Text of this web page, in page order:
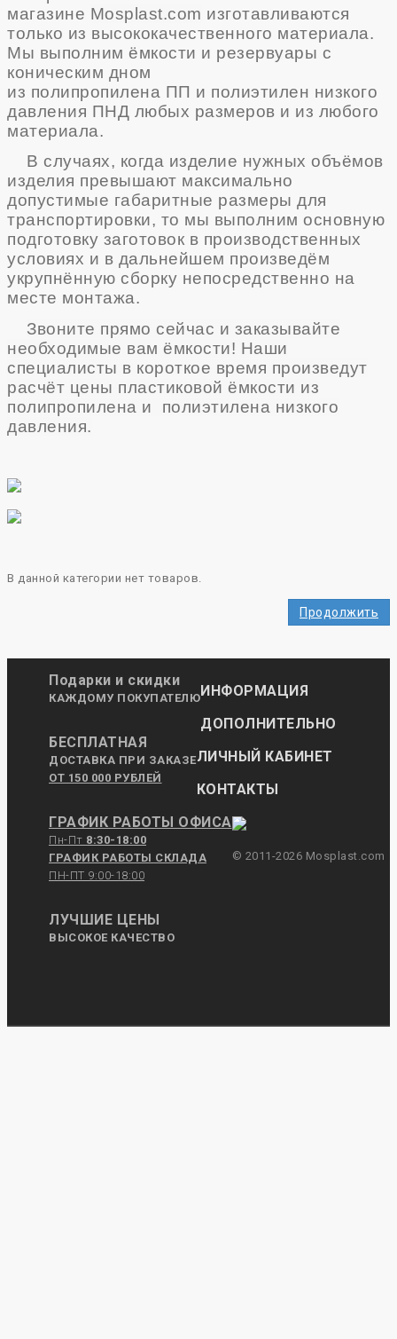
магазине Mosplast.com изготавливаются
только из высококачественного материала.
Мы выполним ёмкости и резервуары с
коническим дном
из полипропилена ПП и полиэтилен низкого
давления ПНД любых размеров и из любого
материала.
В случаях, когда изделие нужных объёмов
изделия превышают максимально
допустимые габаритные размеры для
транспортировки, то мы выполним основную
подготовку заготовок в производственных
условиях и в дальнейшем произведём
укрупнённую сборку непосредственно на
месте монтажа.
Звоните прямо сейчас и заказывайте
необходимые вам ёмкости! Наши
специалисты в короткое время произведут
расчёт цены пластиковой ёмкости из
полипропилена и полиэтилена низкого
давления.
В данной категории нет товаров.
Продолжить
Подарки и скидки
КАЖДОМУ ПОКУПАТЕЛЮ
БЕСПЛАТНАЯ
ДОСТАВКА ПРИ ЗАКАЗЕ
ОТ 150 000 РУБЛЕЙ
ГРАФИК РАБОТЫ ОФИСА
Пн-Пт 8:30-18:00
ГРАФИК РАБОТЫ СКЛАДА
ПН-ПТ 9:00-18:00
ЛУЧШИЕ ЦЕНЫ
ВЫСОКОЕ КАЧЕСТВО
ИНФОРМАЦИЯ
ДОПОЛНИТЕЛЬНО
ЛИЧНЫЙ КАБИНЕТ
КОНТАКТЫ
© 2011-2026 Mosplast.com